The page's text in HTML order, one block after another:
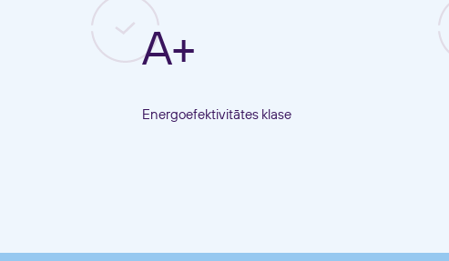
A+
Energoefektivitātes klase